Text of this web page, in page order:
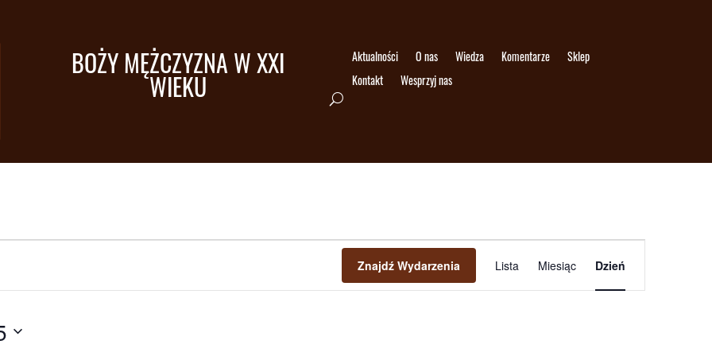
BOŻY MĘŻCZYZNA W XXI
WIEKU
Aktualności O nas Wiedza Komentarze
Sklep
Kontakt
Wesprzyj nas
Znajdź Wydarzenia
Wydarzenie
Widoki
nawigacja
Lista Miesiąc Dzień